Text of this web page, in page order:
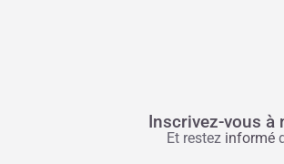
Inscrivez-vous à
Et restez informé